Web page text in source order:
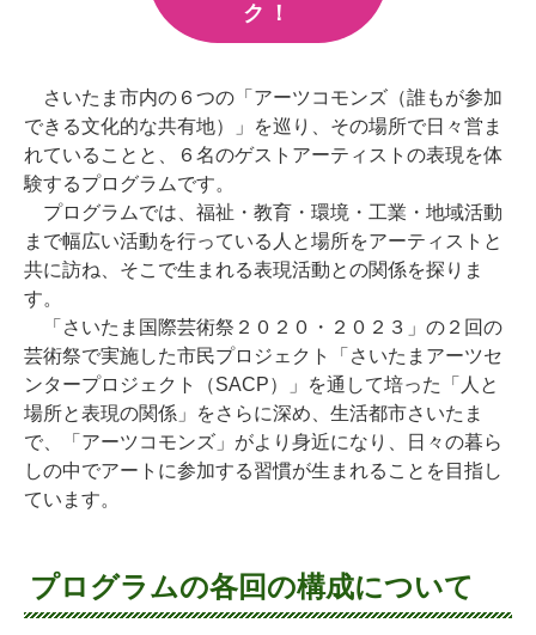
ク！
さいたま市内の６つの「アーツコモンズ（誰もが参加
できる文化的な共有地）」を巡り、その場所で日々営ま
れていることと、６名のゲストアーティストの表現を体
験するプログラムです。
プログラムでは、福祉・教育・環境・工業・地域活動
まで幅広い活動を行っている人と場所をアーティストと
共に訪ね、そこで生まれる表現活動との関係を探りま
す。
「さいたま国際芸術祭２０２０・２０２３」の２回の
芸術祭で実施した市民プロジェクト「さいたまアーツセ
ンタープロジェクト（SACP）」を通して培った「人と
場所と表現の関係」をさらに深め、生活都市さいたま
で、「アーツコモンズ」がより身近になり、日々の暮ら
しの中でアートに参加する習慣が生まれることを目指し
ています。
プログラムの各回の構成について